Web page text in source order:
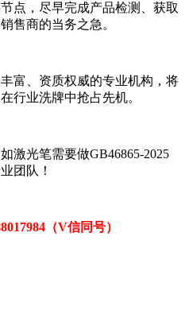
点，尽早完成产品检测、获取
售商的当务之急。
富、资质权威的专业机构，将
行业洗牌中抢占先机。
激光笔需要做GB46865-2025
团队！
（V信同号）